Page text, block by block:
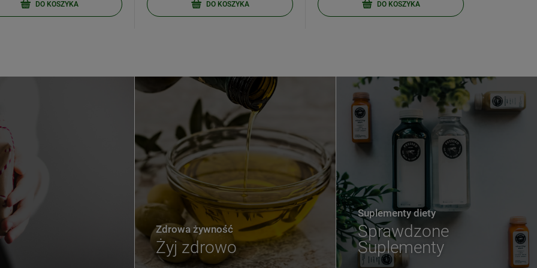
DO KOSZYKA DO KOSZYKA DO KOSZYKA
Zdrowa żywność
Żyj zdrowo
Suplementy diety
Sprawdzone
Suplementy